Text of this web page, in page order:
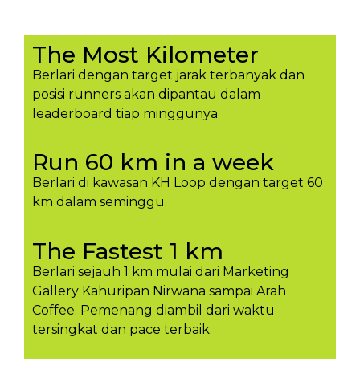
The Most Kilometer
Berlari dengan target jarak terbanyak dan
posisi runners akan dipantau dalam
leaderboard tiap minggunya​
Run 60 km in a week
Berlari di kawasan KH Loop dengan target 60
km dalam seminggu.​
The Fastest 1 km
Berlari sejauh 1 km mulai dari Marketing
Gallery Kahuripan Nirwana sampai Arah
Coffee. Pemenang diambil dari waktu
tersingkat dan pace terbaik.